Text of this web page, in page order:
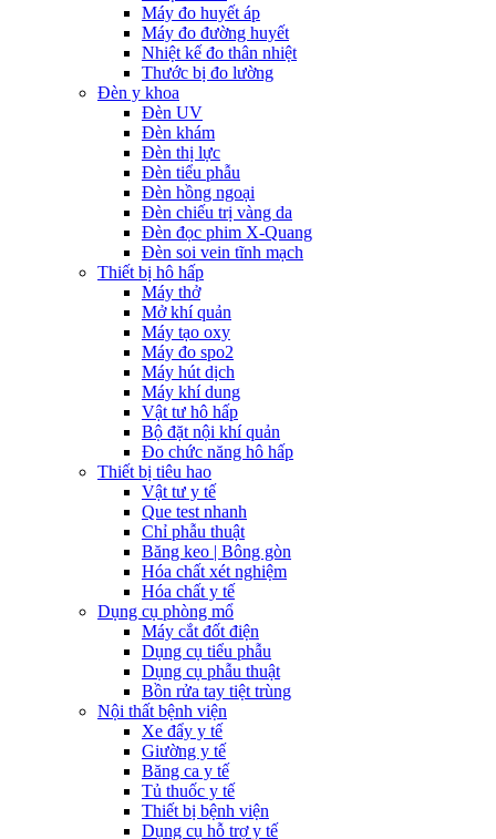
Máy đo huyết áp
Máy đo đường huyết
Nhiệt kế đo thân nhiệt
Thước bị đo lường
Đèn y khoa
Đèn UV
Đèn khám
Đèn thị lực
Đèn tiểu phẫu
Đèn hồng ngoại
Đèn chiếu trị vàng da
Đèn đọc phim X-Quang
Đèn soi vein tĩnh mạch
Thiết bị hô hấp
Máy thở
Mở khí quản
Máy tạo oxy
Máy đo spo2
Máy hút dịch
Máy khí dung
Vật tư hô hấp
Bộ đặt nội khí quản
Đo chức năng hô hấp
Thiết bị tiêu hao
Vật tư y tế
Que test nhanh
Chỉ phẫu thuật
Băng keo | Bông gòn
Hóa chất xét nghiệm
Hóa chất y tế
Dụng cụ phòng mổ
Máy cắt đốt điện
Dụng cụ tiểu phẫu
Dụng cụ phẫu thuật
Bồn rửa tay tiệt trùng
Nội thất bệnh viện
Xe đẩy y tế
Giường y tế
Băng ca y tế
Tủ thuốc y tế
Thiết bị bệnh viện
Dụng cụ hỗ trợ y tế